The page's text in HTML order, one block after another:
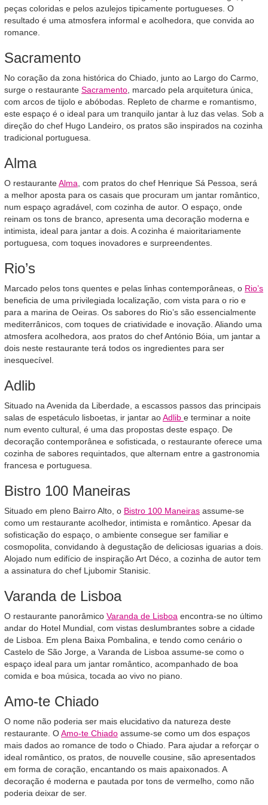
peças coloridas e pelos azulejos tipicamente portugueses. O
resultado é uma atmosfera informal e acolhedora, que convida ao
romance.
Sacramento
No coração da zona histórica do Chiado, junto ao Largo do Carmo,
surge o restaurante Sacramento , marcado pela arquitetura única,
com arcos de tijolo e abóbodas. Repleto de charme e romantismo,
este espaço é o ideal para um tranquilo jantar à luz das velas. Sob a
direção do chef Hugo Landeiro, os pratos são inspirados na cozinha
tradicional portuguesa.
Alma
O restauranteAlma , com pratos do chef Henrique Sá Pessoa, será
a melhor aposta para os casais que procuram um jantar romântico,
num espaço agradável, com cozinha de autor. O espaço, onde
reinam os tons de branco, apresenta uma decoração moderna e
intimista, ideal para jantar a dois. A cozinha é maioritariamente
portuguesa, com toques inovadores e surpreendentes.
Rio’s
Marcado pelos tons quentes e pelas linhas contemporâneas, o Rio’s
beneficia de uma privilegiada localização, com vista para o rio e
para a marina de Oeiras. Os sabores do Rio’s são essencialmente
mediterrânicos, com toques de criatividade e inovação. Aliando uma
atmosfera acolhedora, aos pratos do chef António Bóia, um jantar a
dois neste restaurante terá todos os ingredientes para ser
inesquecível.
Adlib
Situado na Avenida da Liberdade, a escassos passos das principais
salas de espetáculo lisboetas, ir jantar aoAdlib e terminar a noite
num evento cultural, é uma das propostas deste espaço. De
decoração contemporânea e sofisticada, o restaurante oferece uma
cozinha de sabores requintados, que alternam entre a gastronomia
francesa e portuguesa.
Bistro 100 Maneiras
Situado em pleno Bairro Alto, o Bistro 100 Maneiras assume-se
como um restaurante acolhedor, intimista e romântico. Apesar da
sofisticação do espaço, o ambiente consegue ser familiar e
cosmopolita, convidando à degustação de deliciosas iguarias a dois.
Alojado num edifício de inspiração Art Déco, a cozinha de autor tem
a assinatura do chef Ljubomir Stanisic.
Varanda de Lisboa
O restaurante panorâmico Varanda de Lisboa encontra-se no último
andar do Hotel Mundial, com vistas deslumbrantes sobre a cidade
de Lisboa. Em plena Baixa Pombalina, e tendo como cenário o
Castelo de São Jorge, a Varanda de Lisboa assume-se como o
espaço ideal para um jantar romântico, acompanhado de boa
comida e boa música, tocada ao vivo no piano.
Amo-te Chiado
O nome não poderia ser mais elucidativo da natureza deste
restaurante. OAmo-te Chiado assume-se como um dos espaços
mais dados ao romance de todo o Chiado. Para ajudar a reforçar o
ideal romântico, os pratos, de nouvelle cousine, são apresentados
em forma de coração, encantando os mais apaixonados. A
decoração é moderna e pautada por tons de vermelho, como não
poderia deixar de ser.